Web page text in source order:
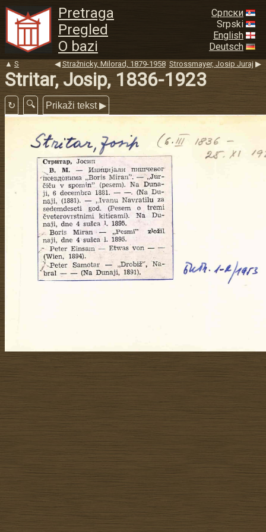
Pretraga
Pregled
O bazi
Српски
Srpski
English
Deutsch
▲ S ◀ Stražnicky, Milorad, 1879-1958 Strossmayer, Josip Juraj ▶
Stritar, Josip, 1836-1923